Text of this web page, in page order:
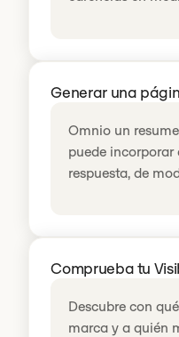
Generar una
Omnio un
puede
respuesta, de
Comprueba tu
Descubre con
marca y a quién